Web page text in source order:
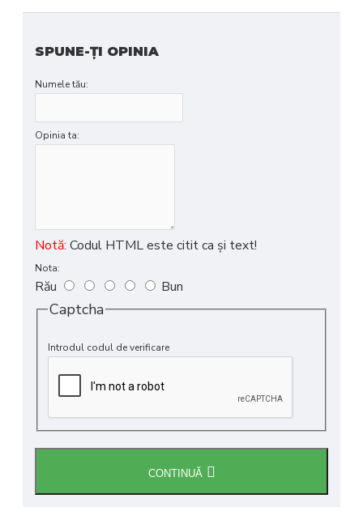
SPUNE-ŢI OPINIA
Numele tău:
Opinia ta:
Notă: Codul HTML este citit ca şi text!
Nota:
Rău Bun
Captcha
Introdul codul de verificare
CONTINUĂ